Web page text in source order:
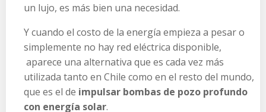
un lujo, es más bien una necesidad.
Y cuando el costo de la energía empieza a pesar o
simplemente no hay red eléctrica disponible,
aparece una alternativa que es cada vez más
utilizada tanto en Chile como en el resto del mundo,
que es el de impulsar bombas de pozo profundo
con energía solar.